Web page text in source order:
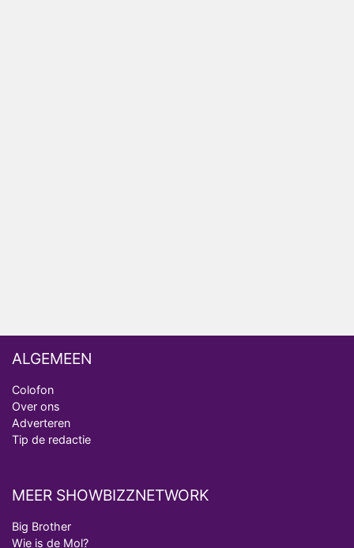
ALGEMEEN
Colofon
Over ons
Adverteren
Tip de redactie
MEER SHOWBIZZNETWORK
Big Brother
Wie is de Mol?